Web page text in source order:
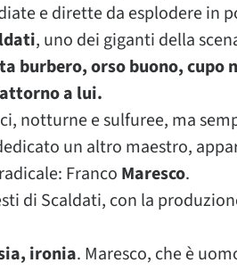
e dirette da esplodere in
, uno dei giganti della
burbero, orso buono, cupo
a lui.
notturne e sulfuree, ma
un altro maestro,
Franco Maresco.
di Scaldati, con la
ironia. Maresco, che è